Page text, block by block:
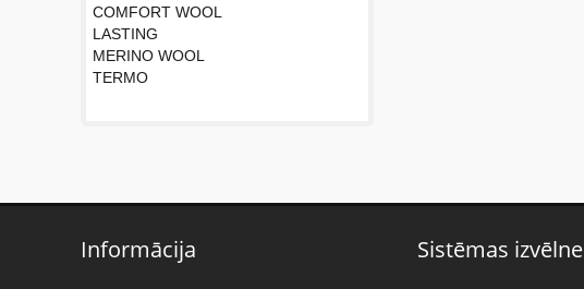
COMFORT WOOL
LASTING
MERINO WOOL
TERMO
Informācija Sistēmas izvēlne